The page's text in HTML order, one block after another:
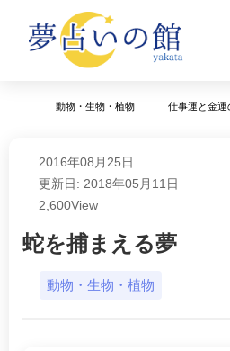
動物・生物・植物 仕事運と金
2016年08月25日
更新日: 2018年05月11日
2,600View
蛇を捕まえる夢
動物・生物・植物